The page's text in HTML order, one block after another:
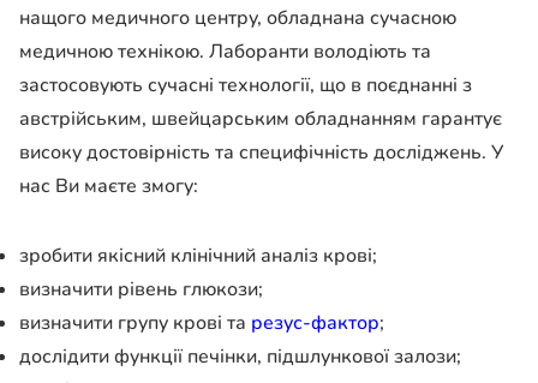
нащого медичного центру, обладнана сучасною
медичною технікою. Лаборанти володіють та
застосовують сучасні технології, що в поєднанні з
австрійським, швейцарським обладнанням гарантує
високу достовірність та специфічність досліджень. У
нас Ви маєте змогу:
зробити якісний клінічний аналіз крові;
визначити рівень глюкози;
визначити групу крові та резус-фактор;
дослідити функції печінки, підшлункової залози;